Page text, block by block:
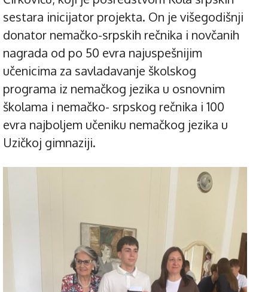
sestara inicijator projekta. On je višegodišnji
donator nemačko-srpskih rečnika i novčanih
nagrada od po 50 evra najuspešnijim
učenicima za savladavanje školskog
programa iz nemačkog jezika u osnovnim
školama i nemačko- srpskog rečnika i 100
evra najboljem učeniku nemačkog jezika u
Uzičkoj gimnaziji.